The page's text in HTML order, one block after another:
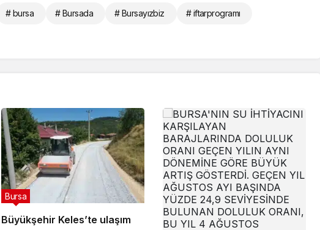
# bursa # Bursada # Bursayızbiz # iftarprogramı
Büyükşehir Keles’te ulaşım
Bursa